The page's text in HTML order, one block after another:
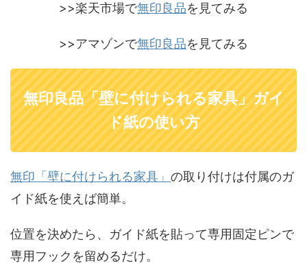
>>楽天市場で無印良品を見てみる
>>アマゾンで無印良品を見てみる
無印良品「壁に付けられる家具」ガイ
ド紙の使い方
無印「壁に付けられる家具」 の取り付けは付属のガ
イド紙を使えば簡単。
位置を決めたら、ガイド紙を貼って専用固定ピンで
専用フックを留めるだけ。